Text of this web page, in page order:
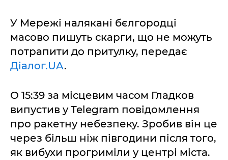
У Мережі налякані бєлгородці
масово пишуть скарги, що не можуть
потрапити до притулку, передає
Діалог.UA.
О 15:39 за місцевим часом Гладков
випустив у Telegram повідомлення
про ракетну небезпеку. Зробив він це
через більш ніж півгодини після того,
як вибухи прогриміли у центрі міста.